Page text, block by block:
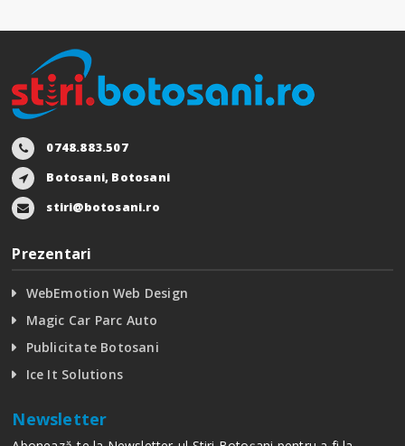
0748.883.507
Botosani, Botosani
stiri@botosani.ro
Prezentari
WebEmotion Web Design
Magic Car Parc Auto
Publicitate Botosani
Ice It Solutions
Newsletter